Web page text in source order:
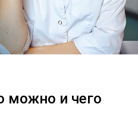
можно и чего